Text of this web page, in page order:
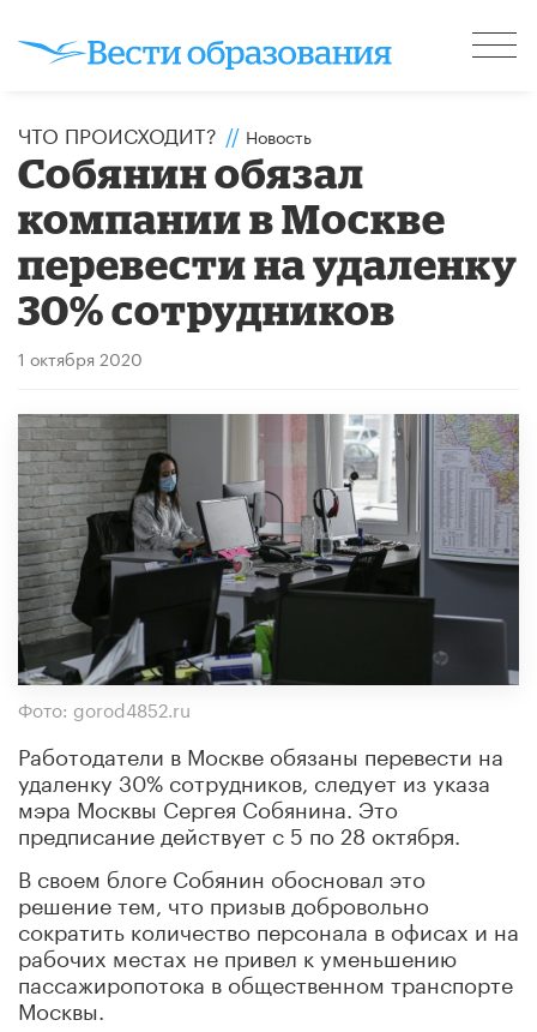
ЧТО ПРОИСХОДИТ? // Новость
Собянин обязал
компании в Москве
перевести на удаленку
30% сотрудников
1 октября 2020
Фото: gorod4852.ru
Работодатели в Москве обязаны перевести на
удаленку 30% сотрудников, следует из указа
мэра Москвы Сергея Собянина. Это
предписание действует с 5 по 28 октября.
В своем блоге Собянин обосновал это
решение тем, что призыв добровольно
сократить количество персонала в офисах и на
рабочих местах не привел к уменьшению
пассажиропотока в общественном транспорте
Москвы.